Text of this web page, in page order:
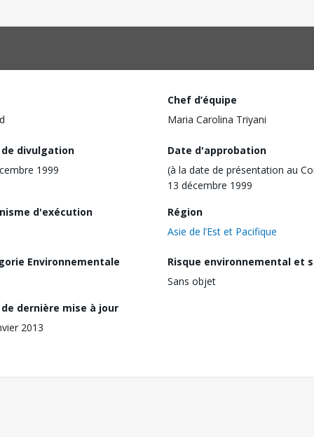
Chef d’équipe
Maria Carolina Triyani
divulgation
1999
Date d'approbation
(à la date de présentation au
13 décembre 1999
d'exécution
Région
Asie de l’Est et Pacifique
Environnementale
Risque environnemental et
Sans objet
dernière mise à jour
2013